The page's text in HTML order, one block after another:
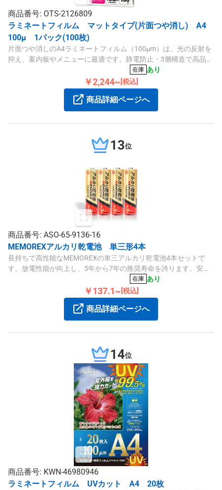
商品番号: OTS-2126809
ラミネートフィルム マットタイプ(片面つや消し) A4
100μ 1パック(100枚)
片面つや消しのA4ラミネートフィルム（100μm）は、光の反射を
抑え、案内板やメニューに最適です。静電防止・3層構造で高品質
在庫 あり
￥2,244~ [税込]
商品詳細ページへ
13位
商品番号: ASO-65-9136-16
MEMOREXアルカリ乾電池 単三形4本
長持ちで高性能なMEMOREXの単三アルカリ乾電池4本セットで
す。放電性能が向上し、5年から7年の推奨寿命を誇ります。安全
性とコストパフォーマンスに優れ、さまざまな機器に適していま
在庫 あり
￥137.1~[税込]
商品詳細ページへ
14位
商品番号: KWN-46980946
ラミネートフィルム UVカット A4 20枚